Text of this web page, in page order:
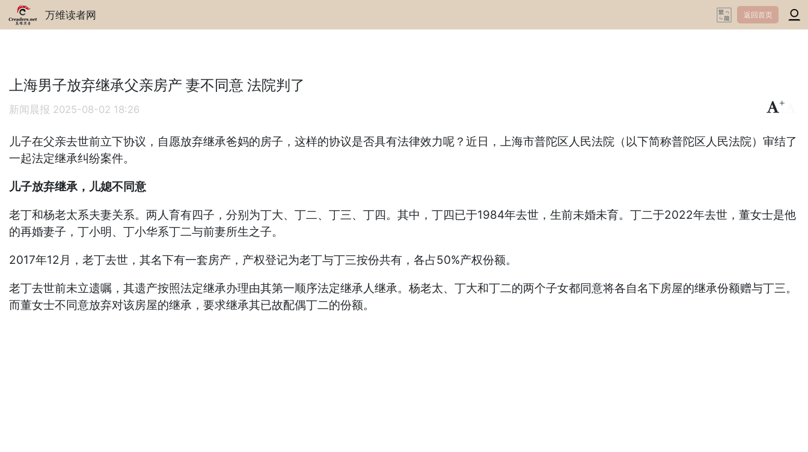
万维读者网 返回首页
上海男子放弃继承父亲房产 妻不同意 法院判了
新闻晨报 2025-08-02 18:26
+
儿子在父亲去世前立下协议，自愿放弃继承爸妈的房子，这样的协议是否具有法律效力呢？近日，上海市普陀区人民法院（以下简称普陀区人民法院）审结了
一起法定继承纠纷案件。
儿子放弃继承，儿媳不同意
老丁和杨老太系夫妻关系。两人育有四子，分别为丁大、丁二、丁三、丁四。其中，丁四已于1984年去世，生前未婚未育。丁二于2022年去世，董女士是他
的再婚妻子，丁小明、丁小华系丁二与前妻所生之子。
2017年12月，老丁去世，其名下有一套房产，产权登记为老丁与丁三按份共有，各占50%产权份额。
老丁去世前未立遗嘱，其遗产按照法定继承办理由其第一顺序法定继承人继承。杨老太、丁大和丁二的两个子女都同意将各自名下房屋的继承份额赠与丁三。
而董女士不同意放弃对该房屋的继承，要求继承其已故配偶丁二的份额。